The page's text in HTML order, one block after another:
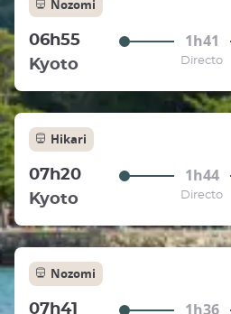
Nozomi
06h55 1h41
Kyoto
Directo
Hikari
07h20 1h44
Kyoto
Directo
Nozomi
07h41 1h36